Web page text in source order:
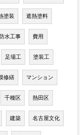
塗装 遮熱塗料
水工事 費用
足場工 塗装工
修繕 マンション
千種区 熱田区
建築 名古屋文化